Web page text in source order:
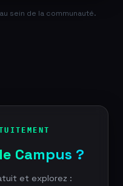
sein de la communauté.
le Campus ?
et explorez :